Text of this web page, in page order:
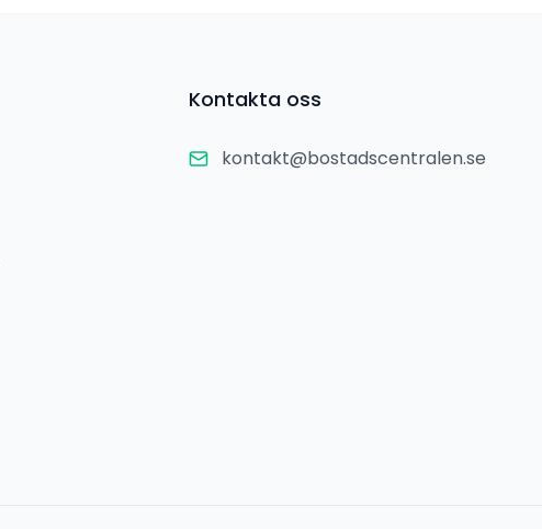
Kontakta oss
kontakt@bostadscentralen.se